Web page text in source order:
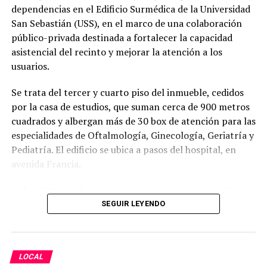
informarse a través de los canales oficiales y a realizar
un uso responsable de estos dispositivos de emergencia.
Post Views: 109
dependencias en el Edificio Surmédica de la Universidad
San Sebastián (USS), en el marco de una colaboración
público-privada destinada a fortalecer la capacidad
asistencial del recinto y mejorar la atención a los
usuarios.
Se trata del tercer y cuarto piso del inmueble, cedidos
por la casa de estudios, que suman cerca de 900 metros
cuadrados y albergan más de 30 box de atención para las
especialidades de Oftalmología, Ginecología, Geriatría y
Pediatría. El edificio se ubica a pasos del hospital, en
avenida Francia.
de Rediseño Estratégico y Optimización de Espacios del
USS. Según destacó el director (s) del hospital, Erick
Vargas, esta ampliación permitió duplicar las atenciones
mensuales en Oftalmología y responder a una necesidad
SEGUIR LEYENDO
LOCAL